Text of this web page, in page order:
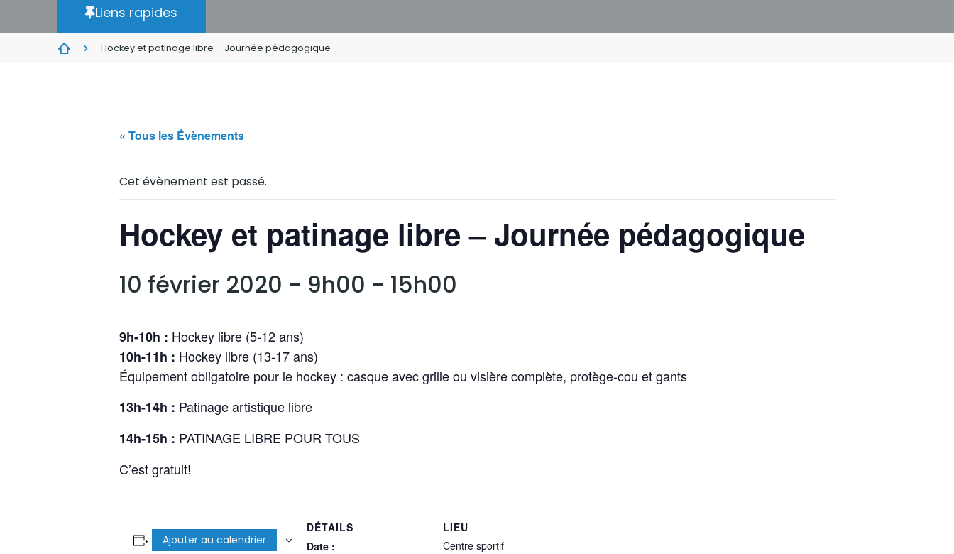
Liens rapides
Hockey et patinage libre – Journée pédagogique
« Tous les Évènements
Cet évènement est passé.
Hockey et patinage libre – Journée pédagogique
10 février 2020 - 9h00 - 15h00
9h-10h : Hockey libre (5-12 ans)
10h-11h : Hockey libre (13-17 ans)
Équipement obligatoire pour le hockey : casque avec grille ou visière complète, protège-cou et gants
13h-14h : Patinage artistique libre
14h-15h : PATINAGE LIBRE POUR TOUS
C’est gratuit!
Ajouter au calendrier
DÉTAILS
Date :
LIEU
Centre sportif